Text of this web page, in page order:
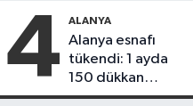
4 ALANYA
Alanya esnafı
tükendi: 1 ayda
150 dükkan
kapandı